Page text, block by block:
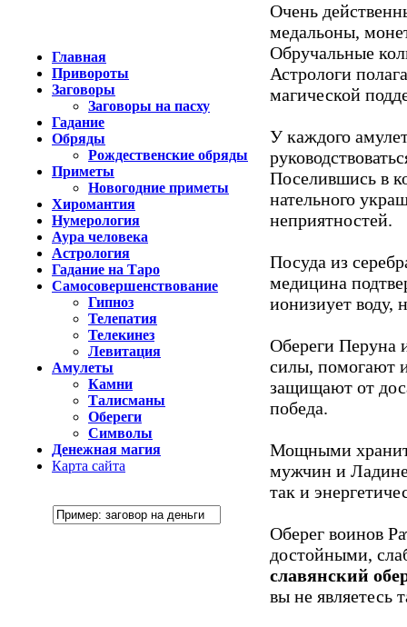
Главная
Привороты
Заговоры
Заговоры на пасху
Гадание
Обряды
Рождественские обряды
Приметы
Новогодние приметы
Хиромантия
Нумерология
Аура человека
Астрология
Гадание на Таро
Самосовершенствование
Гипноз
Телепатия
Телекинез
Левитация
Амулеты
Камни
Талисманы
Обереги
Символы
Денежная магия
Карта сайта
Очень
медальоны,
Обручальные
Астрологи
магической
У каждого
Поселившись в
нательного
неприятностей.
Посуда из
медицина
ионизиует воду,
Обереги Перуна
силы, помогают
защищают от
победа.
Мощными
мужчин и
так и
Оберег воинов
достойными,
славянский
вы не являетесь